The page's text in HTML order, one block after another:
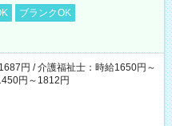
ブランクOK
円 / 介護福祉士：時給1650円～
円～1812円